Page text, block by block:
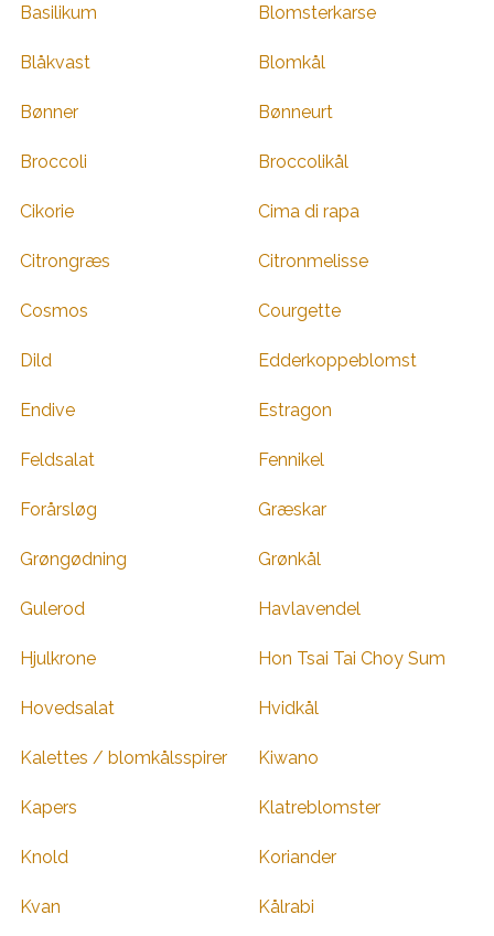
Basilikum Blomsterkarse
Blåkvast Blomkål
Bønner Bønneurt
Broccoli Broccolikål
Cikorie Cima di rapa
Citrongræs Citronmelisse
Cosmos Courgette
Dild Edderkoppeblomst
Endive Estragon
Feldsalat Fennikel
Forårsløg Græskar
Grøngødning Grønkål
Gulerod Havlavendel
Hjulkrone Hon Tsai Tai Choy Sum
Hovedsalat Hvidkål
Kalettes / blomkålsspirer Kiwano
Kapers Klatreblomster
Knold Koriander
Kvan Kålrabi